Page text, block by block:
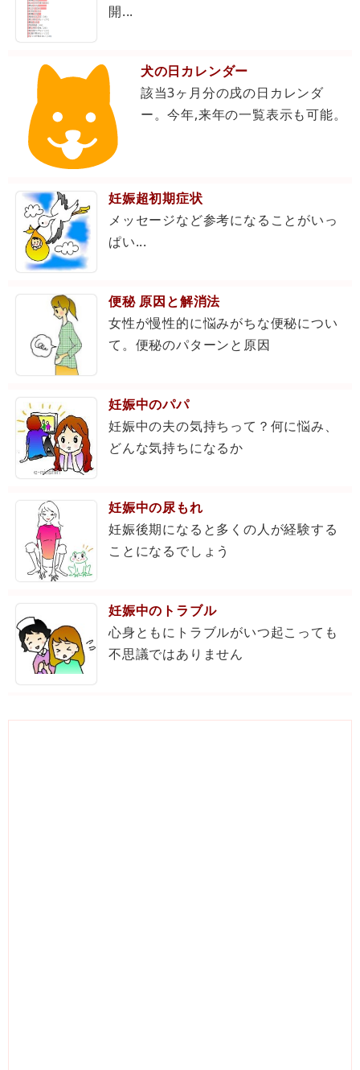
開...
犬の日カレンダー
該当3ヶ月分の戌の日カレンダ
ー。今年,来年の一覧表示も可能。
妊娠超初期症状
メッセージなど参考になることがいっ
ぱい...
便秘 原因と解消法
女性が慢性的に悩みがちな便秘につい
て。便秘のパターンと原因
妊娠中のパパ
妊娠中の夫の気持ちって？何に悩み、
どんな気持ちになるか
妊娠中の尿もれ
妊娠後期になると多くの人が経験する
ことになるでしょう
妊娠中のトラブル
心身ともにトラブルがいつ起こっても
不思議ではありません